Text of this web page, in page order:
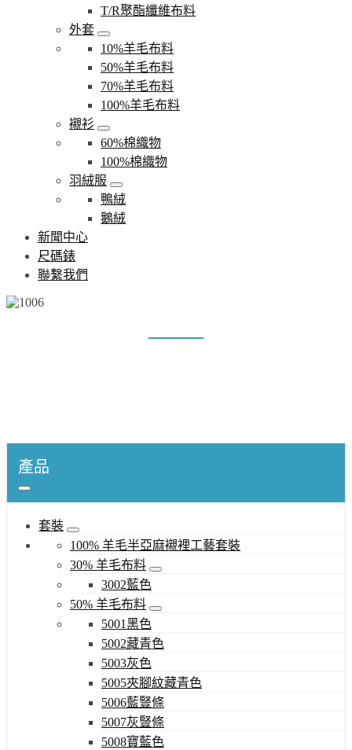
T/R聚酯纖維布料
外套
10%羊毛布料
50%羊毛布料
70%羊毛布料
100%羊毛布料
襯衫
60%棉織物
100%棉織物
羽絨服
鴨絨
鵝絨
新聞中心
尺碼錶
聯繫我們
產品
套裝
100% 羊毛半亞麻襯裡工藝套裝
30% 羊毛布料
3002藍色
50% 羊毛布料
5001黑色
5002藏青色
5003灰色
5005夾腳紋藏青色
5006藍豎條
5007灰豎條
5008寶藍色